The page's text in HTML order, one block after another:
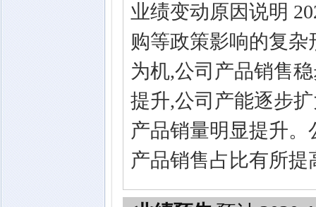
业绩变动原因说明
购等政策影响的复
为机,公司产品销售
提升,公司产能逐步
产品销量明显提升
产品销售占比有所